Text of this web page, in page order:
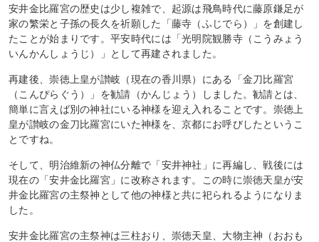
安井金比羅宮の歴史は少し複雑で、起源は飛鳥時代に藤原鎌足が
家の繁栄と子孫の長久を祈願した「藤寺（ふじでら）」を創建し
たことが始まりです。平安時代には「光明院観勝寺（こうみょう
いんかんしょうじ）」として再建されました。
再建後、崇徳上皇が讃岐（現在の香川県）にある「金刀比羅宮
（こんぴらぐう）」を勧請（かんじょう）しました。勧請とは、
簡単に言えば別の神社にいる神様を迎え入れることです。崇徳上
皇が讃岐の金刀比羅宮にいた神様を、京都にお呼びしたというこ
とですね。
そして、明治維新の神仏分離で「安井神社」に再編し、戦後には
現在の「安井金比羅宮」に改称されます。この時に崇徳天皇が安
井金比羅宮の主祭神として他の神様と共に祀られるようになりま
した。
安井金比羅宮の主祭神は三柱おり、崇徳天皇、大物主神（おおも